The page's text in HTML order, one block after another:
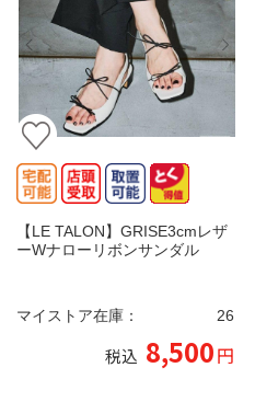
【LE TALON】GRISE3cmレザ
ーWナローリボンサンダル
マイストア在庫： 26
税込 8,500円